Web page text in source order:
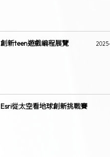
創新teen遊戲編程展覽
Esri從太空看地球創新挑戰賽